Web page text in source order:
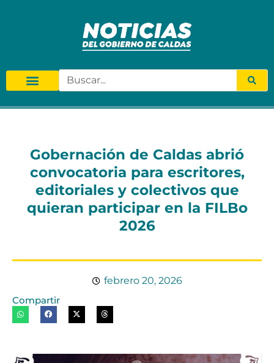
Gobernación de Caldas abrió
convocatoria para escritores,
editoriales y colectivos que
quieran participar en la FILBo
2026
febrero 20, 2026
Compartir